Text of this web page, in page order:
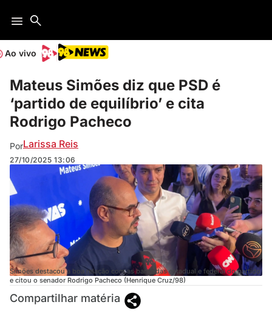
Ao vivo
Mateus Simões diz que PSD é
‘partido de equilíbrio’ e cita
Rodrigo Pacheco
PorLarissa Reis
27/10/2025 13:06
Simões destacou a boa relação com as bancadas estadual e federal do partido
e citou o senador Rodrigo Pacheco (Henrique Cruz/98)
Compartilhar matéria